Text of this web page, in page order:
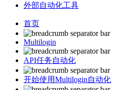
外部自动化工具
首页
Multilogin
API任务自动化
开始使用Multilogin自动化